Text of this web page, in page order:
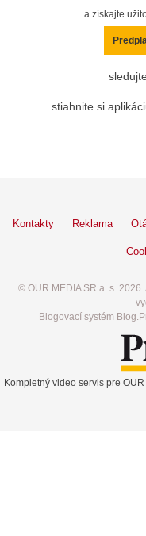
a získajte
stiahnite si
Kontakty Reklama
© OUR MEDIA SR a. s.
Blogovací systém
Kompletný video servis pre